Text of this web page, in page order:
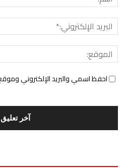
احفظ اسمي والبريد الإلكتروني